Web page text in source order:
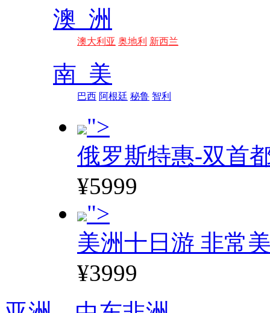
澳 洲
澳大利亚 奥地利 新西兰
南 美
巴西 阿根廷 秘鲁 智利
">
俄罗斯特惠-双首
¥5999
">
美洲十日游 非常
¥3999